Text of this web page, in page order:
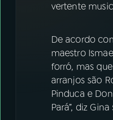
YouTube
Instagram
vertente
De acordo
maestro
forró, mas
arranjos são
Pinduca e
Pará”, diz